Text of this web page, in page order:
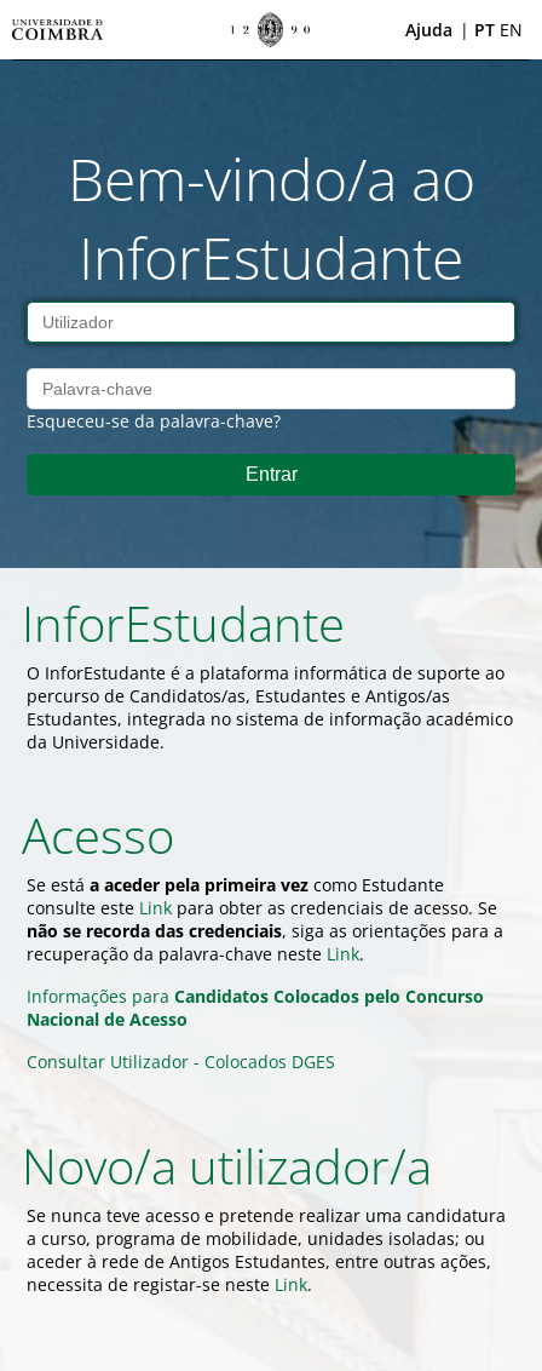
Ajuda | PT EN
Bem-vindo/a ao
InforEstudante
Esqueceu-se da palavra-chave?
InforEstudante
O InforEstudante é a plataforma informática de suporte ao
percurso de Candidatos/as, Estudantes e Antigos/as
Estudantes, integrada no sistema de informação académico
da Universidade.
Acesso
Se está a aceder pela primeira vez como Estudante
consulte este Link para obter as credenciais de acesso. Se
não se recorda das credenciais, siga as orientações para a
recuperação da palavra-chave neste Link.
Informações para Candidatos Colocados pelo Concurso
Nacional de Acesso
Consultar Utilizador - Colocados DGES
Novo/a utilizador/a
Se nunca teve acesso e pretende realizar uma candidatura
a curso, programa de mobilidade, unidades isoladas; ou
aceder à rede de Antigos Estudantes, entre outras ações,
necessita de registar-se neste Link.